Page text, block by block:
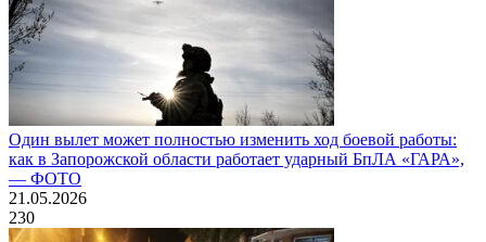
Один вылет может полностью изменить ход боевой работы:
как в Запорожской области работает ударный БпЛА «ГАРА»,
— ФОТО
21.05.2026
230